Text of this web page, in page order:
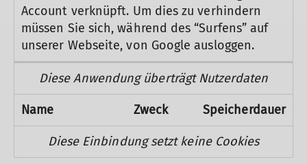
Account verknüpft. Um dies zu verhindern
müssen Sie sich, während des “Surfens” auf
unserer Webseite, von Google ausloggen.
Diese Anwendung überträgt Nutzerdaten
Name Zweck Speicherdauer
Diese Einbindung setzt keine Cookies